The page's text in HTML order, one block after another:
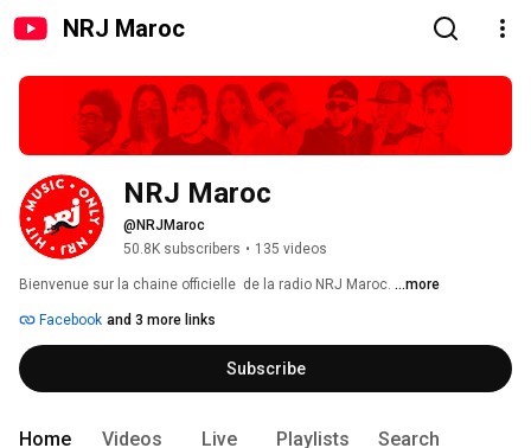
NRJ Maroc
NRJ Maroc
@NRJMaroc
50.8K subscribers • 135 videos
Bienvenue sur la chaine officielle  de la radio NRJ Maroc. ...more
Facebook and 3 more links
Subscribe
Home Videos Live Playlists Search